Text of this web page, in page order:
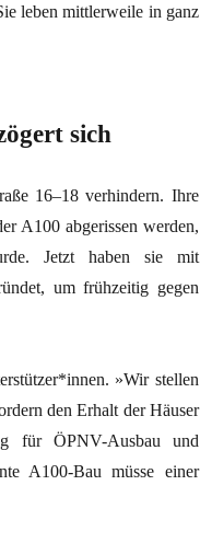
leben mittlerweile in ganz
sich
16–18 verhindern. Ihre
A100 abgerissen werden,
Jetzt haben sie mit
um frühzeitig gegen
»Wir stellen
den Erhalt der Häuser
für ÖPNV-Ausbau und
A100-Bau müsse einer